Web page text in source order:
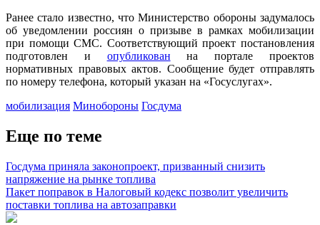
Ранее стало известно, что Министерство обороны задумалось
об уведомлении россиян о призыве в рамках мобилизации
при помощи СМС. Соответствующий проект постановления
подготовлен и опубликован на портале проектов
нормативных правовых актов. Сообщение будет отправлять
по номеру телефона, который указан на «Госуслугах».
мобилизация Минобороны Госдума
Еще по теме
Госдума приняла законопроект, призванный снизить
напряжение на рынке топлива
Пакет поправок в Налоговый кодекс позволит увеличить
поставки топлива на автозаправки